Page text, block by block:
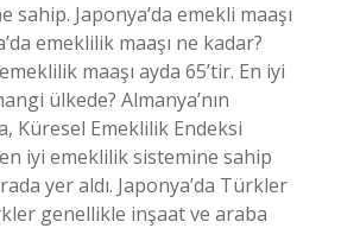
sahip. Japonya’da emekli maaşı
emeklilik maaşı ne kadar?
maaşı ayda 65’tir. En iyi
ülkede? Almanya’nın
Küresel Emeklilik Endeksi
en iyi emeklilik sistemine sahip
yer aldı. Japonya’da Türkler
genellikle inşaat ve araba